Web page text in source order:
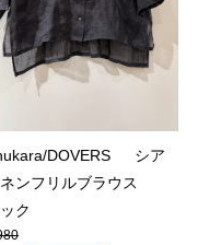
DOVERS シア
ネンフリルブラウス
ク